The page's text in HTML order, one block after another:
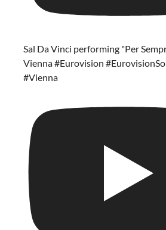
Sal Da Vinci performing "Per
Vienna #Eurovision
#Vienna